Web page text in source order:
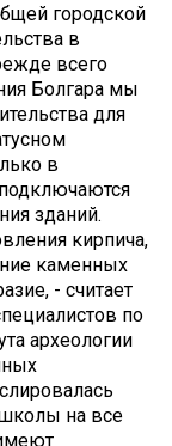
городской
в
всего
Болгара мы
для
в
зданий.
кирпича,
каменных
- считает
по
археологии
школы на все